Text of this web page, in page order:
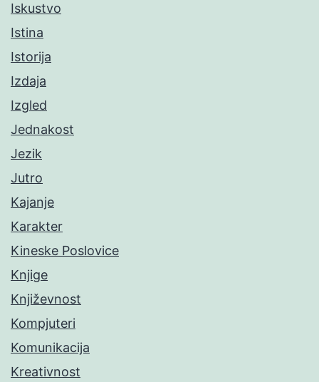
Iskustvo
Istina
Istorija
Izdaja
Izgled
Jednakost
Jezik
Jutro
Kajanje
Karakter
Kineske Poslovice
Knjige
Književnost
Kompjuteri
Komunikacija
Kreativnost